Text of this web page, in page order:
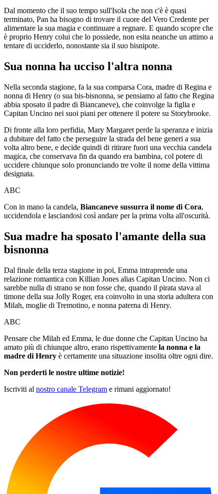
Dal momento che il suo tempo sull'Isola che non c'è è quasi
terminato, Pan ha bisogno di trovare il cuore del Vero Credente per
alimentare la sua magia e continuare a regnare. E quando scopre che
è proprio Henry colui che lo possiede, non esita neanche un attimo a
tentare di ucciderlo, nonostante sia il suo bisnipote.
Sua nonna ha ucciso l'altra nonna
Nella seconda stagione, fa la sua comparsa Cora, madre di Regina e
nonna di Henry (o sua bis-bisnonna, se pensiamo al fatto che Regina
abbia sposato il padre di Biancaneve), che coinvolge la figlia e
Capitan Uncino nei suoi piani per ottenere il potere su Storybrooke.
Di fronte alla loro perfidia, Mary Margaret perde la speranza e inizia
a dubitare del fatto che perseguire la strada del bene generi a sua
volta altro bene, e decide quindi di ritirare fuori una vecchia candela
magica, che conservava fin da quando era bambina, col potere di
uccidere chiunque solo pronunciando tre volte il nome della vittima
designata.
ABC
Con in mano la candela, Biancaneve sussurra il nome di Cora,
uccidendola e lasciandosi così andare per la prima volta all'oscurità.
Sua madre ha sposato l'amante della sua
bisnonna
Dal finale della terza stagione in poi, Emma intraprende una
relazione romantica con Killian Jones alias Capitan Uncino. Non ci
sarebbe nulla di strano se non fosse che, quando il pirata stava al
timone della sua Jolly Roger, era coinvolto in una storia adultera con
Milah, moglie di Tremotino, e nonna paterna di Henry.
ABC
Pensare che Milah ed Emma, le due donne che Capitan Uncino ha
amato più di chiunque altro, erano rispettivamente la nonna e la
madre di Henry è certamente una situazione insolita oltre ogni dire.
Non perderti le nostre ultime notizie!
Iscriviti al nostro canale Telegram e rimani aggiornato!